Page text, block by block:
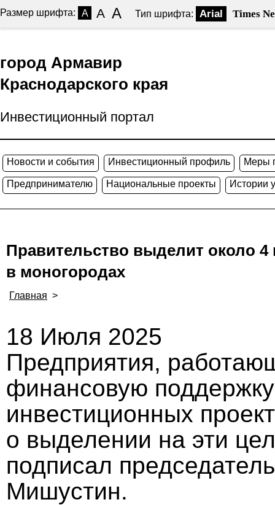
Размер шрифта: A A A Тип шрифта: Arial Times
город Армавир
Краснодарского края
Инвестиционный портал
Новости и события Инвестиционный профиль Меры
Предпринимателю Национальные проекты Истории
Правительство выделит около
в моногородах
Главная >
18 Июля 2025
Предприятия,
финансовую
инвестиционных
о выделении на эти
подписал
Мишустин.